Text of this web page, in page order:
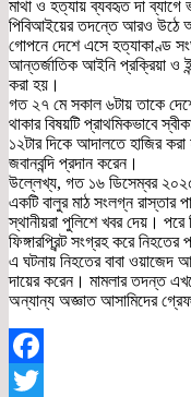
মাথা ও হত্যায় ব্যবহৃত দা ব্যাগে
পিবিআইয়ের তদন্তে আরও উঠে
গোপনে দেশে এসে হত্যাকাণ্ড
আন্তর্জাতিক আইনি প্রক্রিয়া ও
করা হয়।
গত ২৭ মে সকাল ৬টায় তাকে
থাকার বিষয়টি প্রাথমিকভাবে
১২টার দিকে আদালতে হাজির
জবানবন্দি প্রদান করেন।
উল্লেখ্য, গত ১৬ ডিসেম্বর ২০২৫
একটি বালুর মাঠ সংলগ্ন রাস্তার
স্থানীয়রা পুলিশে খবর দেয়।
ফিঙ্গারপ্রিন্ট সংগ্রহ করে
এ ঘটনায় নিহতের বাবা ওয়াজেদ
দায়ের করেন। মামলার তদন্ত
অন্যান্য অজ্ঞাত আসামিদের
Facebook